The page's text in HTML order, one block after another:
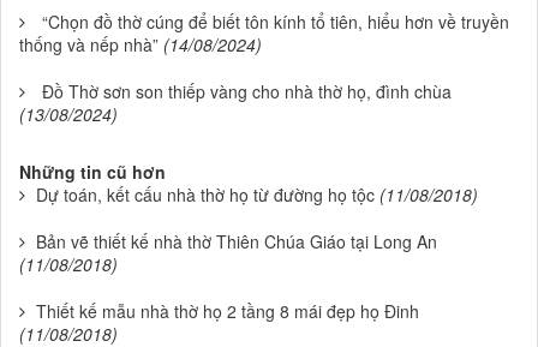
“Chọn đồ thờ cúng để biết tôn kính tổ tiên, hiểu hơn về truyền
thống và nếp nhà” (14/08/2024)
Đồ Thờ sơn son thiếp vàng cho nhà thờ họ, đình chùa
(13/08/2024)
Những tin cũ hơn
Dự toán, kết cấu nhà thờ họ từ đường họ tộc (11/08/2018)
Bản vẽ thiết kế nhà thờ Thiên Chúa Giáo tại Long An
(11/08/2018)
Thiết kế mẫu nhà thờ họ 2 tầng 8 mái đẹp họ Đinh
(11/08/2018)